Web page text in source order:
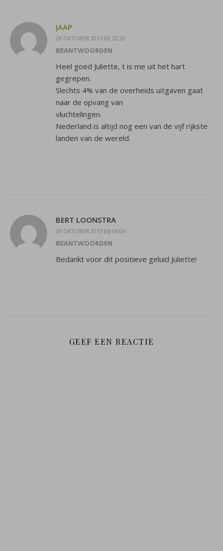
JAAP
29 OKTOBER 2015 BIJ 22:20
BEANTWOORDEN
Heel goed Juliette, t is me uit het hart
gegrepen.
Slechts 4% van de overheids uitgaven gaat
naar de opvang van
vluchtelingen.
Nederland is altijd nog een van de vijf rijkste
landen van de wereld.
BERT LOONSTRA
30 OKTOBER 2015 BIJ 06:04
BEANTWOORDEN
Bedankt voor dit positieve geluid Juliette!
GEEF EEN REACTIE